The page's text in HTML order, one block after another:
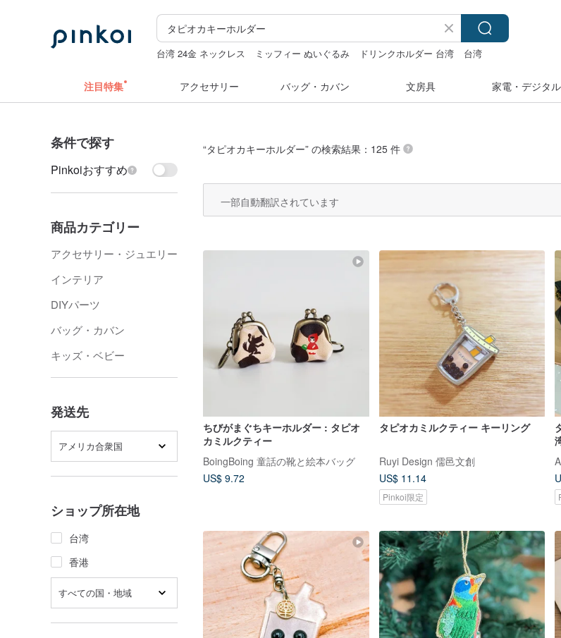
台湾 24金 ネックレス ミッフィー ぬいぐるみ ドリンクホルダー 台湾
台湾
注目特集 アクセサリー バッグ・カバン 文房具 家電・デジタル
条件で探す
Pinkoiおすすめ
商品カテゴリー
アクセサリー・ジュエリー
インテリア
DIYパーツ
バッグ・カバン
キッズ・ベビー
発送先
アメリカ合衆国
ショップ所在地
台湾
香港
すべての国・地域
“タピオカキーホルダー” の検索結果：125 件
一部自動翻訳されています
ちびがまぐちキーホルダー : タピオ
カミルクティー
BoingBoing 童話の靴と絵本バッグ
US$ 9.72
タピオカミルクティー キーリング
Ruyi Design 儒邑文創
US$ 11.14
Pinkoi限定